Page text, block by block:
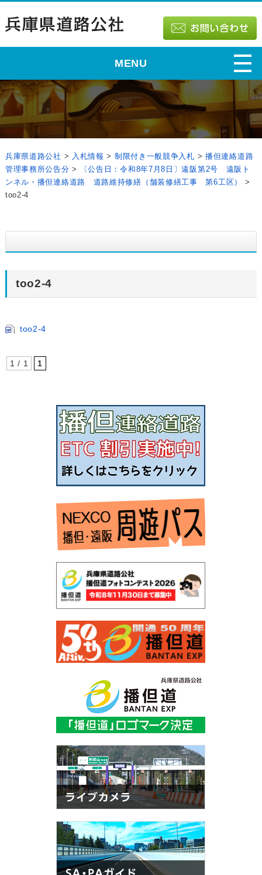
MENU
兵庫県道路公社 > 入札情報 > 制限付き一般競争入札 > 播但連絡道路
管理事務所公告分 >
〔公告日：令和8年7月8日〕遠阪第2号 遠阪ト
ンネル・播但連絡道路 道路維持修繕（舗装修繕工事 第6工区）
>
too2-4
too2-4
too2-4
1 / 1 1